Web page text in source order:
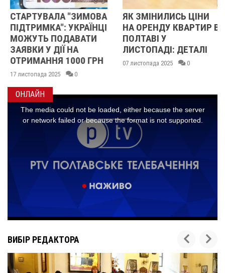
СТАРТУВАЛА "ЗИМОВА
ПІДТРИМКА": УКРАЇНЦІ
МОЖУТЬ ПОДАВАТИ
ЗАЯВКИ У ДІЇ НА
ОТРИМАННЯ 1000 ГРН
17 листопада 2025 0
ЯК ЗМІНИЛИСЬ ЦІНИ
НА ОРЕНДУ КВАРТИР В
ПОЛТАВІ У
ЛИСТОПАДІ: ДЕТАЛІ
07 листопада 2025 0
ОНЛАЙН
ВИБІР РЕДАКТОРА